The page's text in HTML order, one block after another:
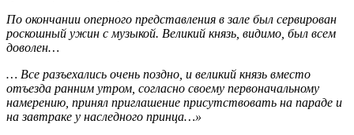
По окончании оперного представления в зале был сервирован
роскошный ужин с музыкой. Великий князь, видимо, был всем
доволен…
… Все разъехались очень поздно, и великий князь вместо
отъезда ранним утром, согласно своему первоначальному
намерению, принял приглашение присутствовать на параде и
на завтраке у наследного принца…»